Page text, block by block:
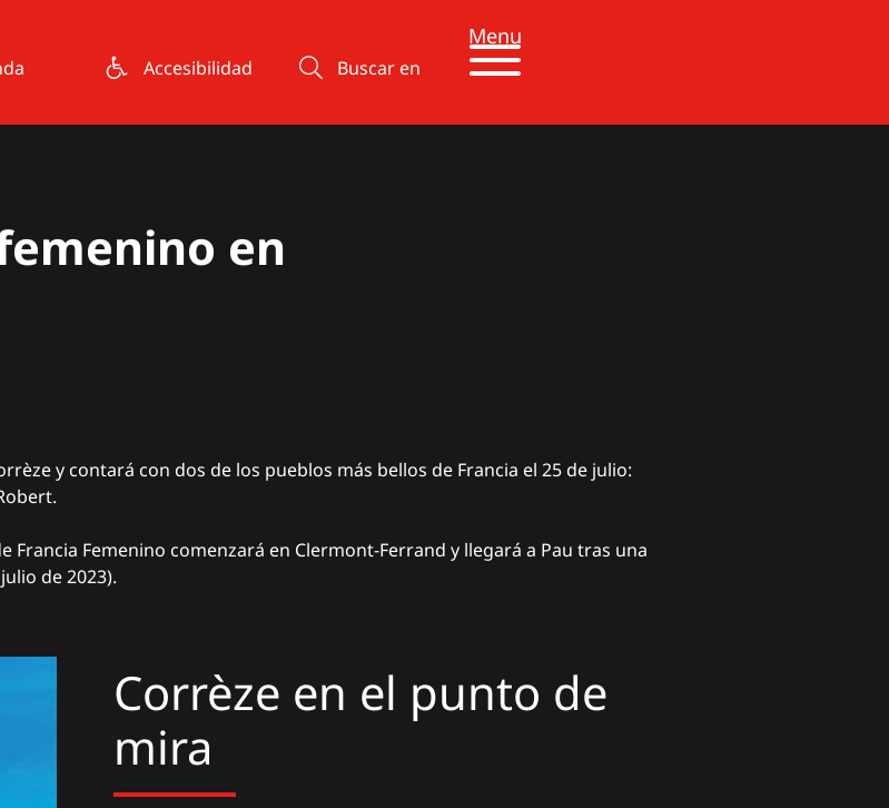
Accesibilidad Buscar en
Menu
en
y contará con dos de los pueblos más bellos de Francia el 25 de julio:
.
Francia Femenino comenzará en Clermont-Ferrand y llegará a Pau tras una
de 2023).
Corrèze en el punto de
mira